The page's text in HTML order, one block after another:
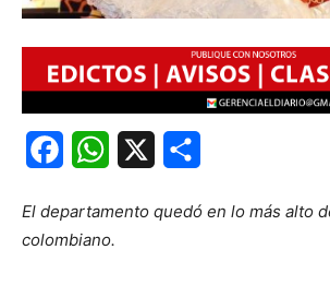
FacebookWhatsApp
El departamento quedó en lo más alto
colombiano.